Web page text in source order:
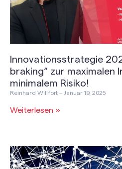
Innovationsstrategie
braking“ zur maximalen
minimalem Risiko!
Reinhard Willfort Januar 19, 2025
Weiterlesen »